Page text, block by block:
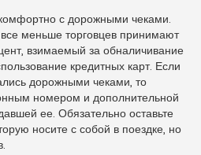
с дорожными чеками.
меньше торговцев принимают
взимаемый за обналичивание
кредитных карт. Если
дорожными чеками, то
номером и дополнительной
ее. Обязательно оставьте
носите с собой в поездке, но